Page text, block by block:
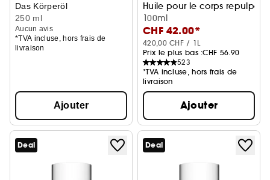
Das Körperöl
250 ml
Aucun avis
*TVA incluse, hors frais de
livraison
Ajouter
Huile pour le corps
100ml
CHF 42.00*
420,00 CHF / 1L
Prix le plus bas :CHF 56.90
523
*TVA incluse, hors frais de
livraison
Ajouter
Deal Deal